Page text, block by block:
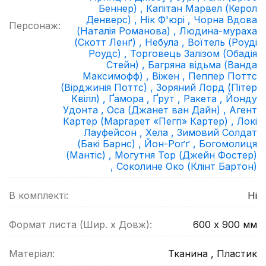
Персонаж:
Беннер) , Капітан Марвел (Керол
Денверс) , Нік Ф'юрі , Чорна Вдова
(Наталія Романова) , Людина-мураха
(Скотт Ленґ) , Небула , Воїтель (Роуді
Роудс) , Торговець Залізом (Обадія
Стейн) , Багряна відьма (Ванда
Максимофф) , Віжен , Пеппер Поттс
(Вірджинія Поттс) , Зоряний Лорд (Пітер
Квілл) , Ґамора , Ґрут , Ракета , Йонду
Удонта , Оса (Джанет ван Дайн) , Агент
Картер (Маргарет «Пеггі» Картер) , Локі
Лауфейсон , Хела , Зимовий Солдат
(Бакі Барнс) , Йон-Роґґ , Богомолиця
(Мантіс) , Могутня Тор (Джейн Фостер)
, Соколине Око (Клінт Бартон)
В комплекті: Ні
Формат листа (Шир. х Довж): 600 х 900 мм
Матеріал: Тканина , Пластик